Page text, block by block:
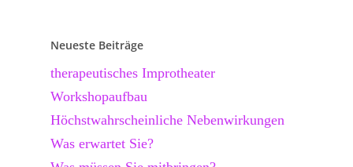
Neueste Beiträge
therapeutisches Improtheater
Workshopaufbau
Höchstwahrscheinliche Nebenwirkungen
Was erwartet Sie?